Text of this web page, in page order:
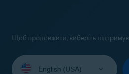
Щоб продовжити, виберіть
your